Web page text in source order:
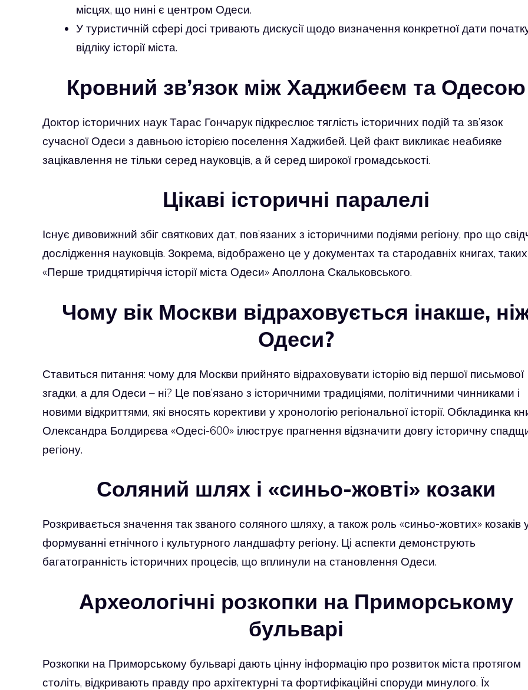
місцях, що нині є центром Одеси.
У туристичній сфері досі тривають дискусії щодо визначення конкретної дати
відліку історії міста.
Кровний зв’язок між Хаджибеєм та Одесою
Доктор історичних наук Тарас Гончарук підкреслює тяглість історичних подій та зв’язок
сучасної Одеси з давньою історією поселення Хаджибей. Цей факт викликає неабияке
зацікавлення не тільки серед науковців, а й серед широкої громадськості.
Цікаві історичні паралелі
Існує дивовижний збіг святкових дат, пов’язаних з історичними подіями регіону, про що
дослідження науковців. Зокрема, відображено це у документах та стародавніх книгах,
«Перше тридцятиріччя історії міста Одеси» Аполлона Скальковського.
Чому вік Москви відраховується інакше,
Одеси?
Ставиться питання: чому для Москви прийнято відраховувати історію від першої письмової
згадки, а для Одеси – ні? Це пов’язано з історичними традиціями, політичними чинниками і
новими відкриттями, які вносять корективи у хронологію регіональної історії. Обкладинка
Олександра Болдирєва «Одесі-600» ілюструє прагнення відзначити довгу історичну
регіону.
Соляний шлях і «синьо-жовті» козаки
Розкривається значення так званого соляного шляху, а також роль «синьо-жовтих» козаків
формуванні етнічного і культурного ландшафту регіону. Ці аспекти демонструють
багатогранність історичних процесів, що вплинули на становлення Одеси.
Археологічні розкопки на Приморському
бульварі
Розкопки на Приморському бульварі дають цінну інформацію про розвиток міста протягом
століть, відкривають правду про архітектурні та фортифікаційні споруди минулого. Їх